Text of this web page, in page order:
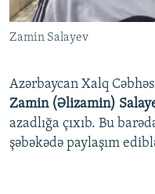
Zamin Salayev
Azərbaycan Xalq
Zamin (Əlizamin)
azadlığa çıxıb. Bu
şəbəkədə paylaşım